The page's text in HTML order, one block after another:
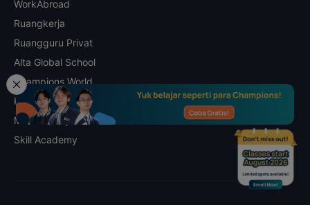
WorkAbroad
Ruangkerja
Ruangguru Privat
Alta Global School
Champions World
Kalananti
Math Champs
Skill Academy